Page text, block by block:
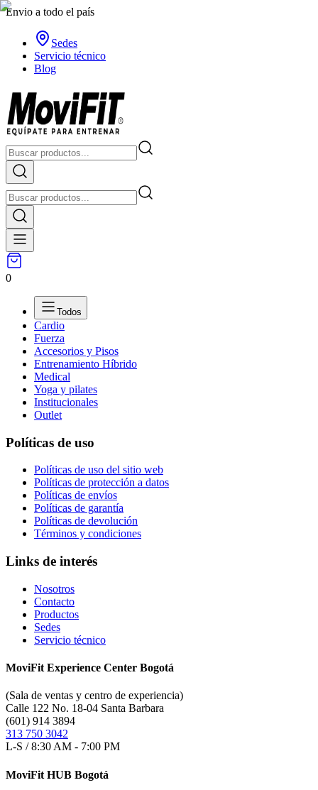
Envio a todo el país
Sedes
Servicio técnico
Blog
0
Todos
Cardio
Fuerza
Accesorios y Pisos
Entrenamiento Híbrido
Medical
Yoga y pilates
Institucionales
Outlet
Políticas de uso
Políticas de uso del sitio web
Políticas de protección a datos
Políticas de envíos
Políticas de garantía
Políticas de devolución
Términos y condiciones
Links de interés
Nosotros
Contacto
Productos
Sedes
Servicio técnico
MoviFit Experience Center Bogotá
(Sala de ventas y centro de experiencia)
Calle 122 No. 18-04 Santa Barbara
(601) 914 3894
313 750 3042
L-S / 8:30 AM - 7:00 PM
MoviFit HUB Bogotá